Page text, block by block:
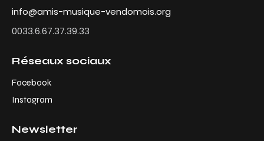
info@amis-musique-vendomois.org
0033.6.67.37.39.33
Réseaux sociaux
Facebook
Instagram
Newsletter